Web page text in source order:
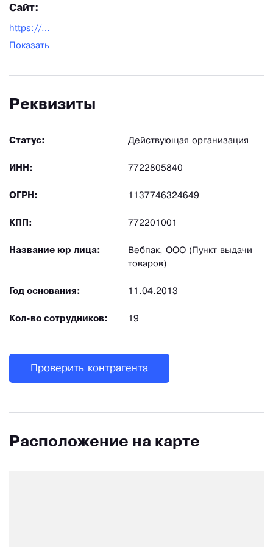
Сайт:
https://webpack.ru/
Показать
Реквизиты
Статус: Действующая организация
ИНН: 7722805840
ОГРН: 1137746324649
КПП: 772201001
Название юр лица:
Вебпак, ООО (Пункт выдачи
товаров)
Год основания: 11.04.2013
Кол-во сотрудников: 19
Проверить контрагента
Расположение на карте